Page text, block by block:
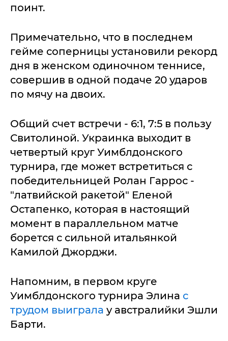
поинт.
Примечательно, что в последнем
гейме соперницы установили рекорд
дня в женском одиночном теннисе,
совершив в одной подаче 20 ударов
по мячу на двоих.
Общий счет встречи - 6:1, 7:5 в пользу
Свитолиной. Украинка выходит в
четвертый круг Уимблдонского
турнира, где может встретиться с
победительницей Ролан Гаррос -
"латвийской ракетой" Еленой
Остапенко, которая в настоящий
момент в параллельном матче
борется с сильной итальянкой
Камилой Джорджи.
Напомним, в первом круге
Уимблдонского турнира Элина с
трудом выиграла у австралийки Эшли
Барти.